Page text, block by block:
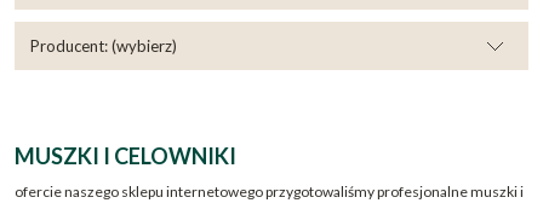
Producent: (wybierz)
MUSZKI I CELOWNIKI
ofercie naszego sklepu internetowego przygotowaliśmy profesjonalne muszki i